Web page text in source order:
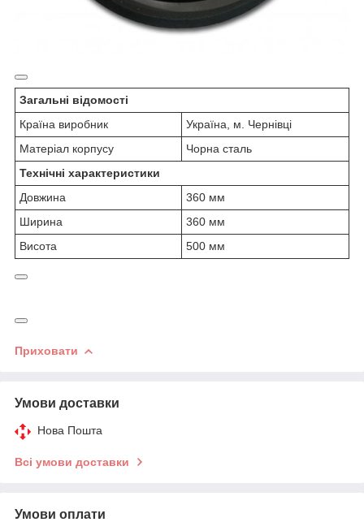
Загальні відомості
Країна виробник
Україна, м. Чернівці
Матеріал корпусу
Чорна сталь
Технічні характеристики
Довжина
360 мм
Ширина
360 мм
Висота
500 мм
Приховати
Умови доставки
Нова Пошта
Всі умови доставки
Умови оплати